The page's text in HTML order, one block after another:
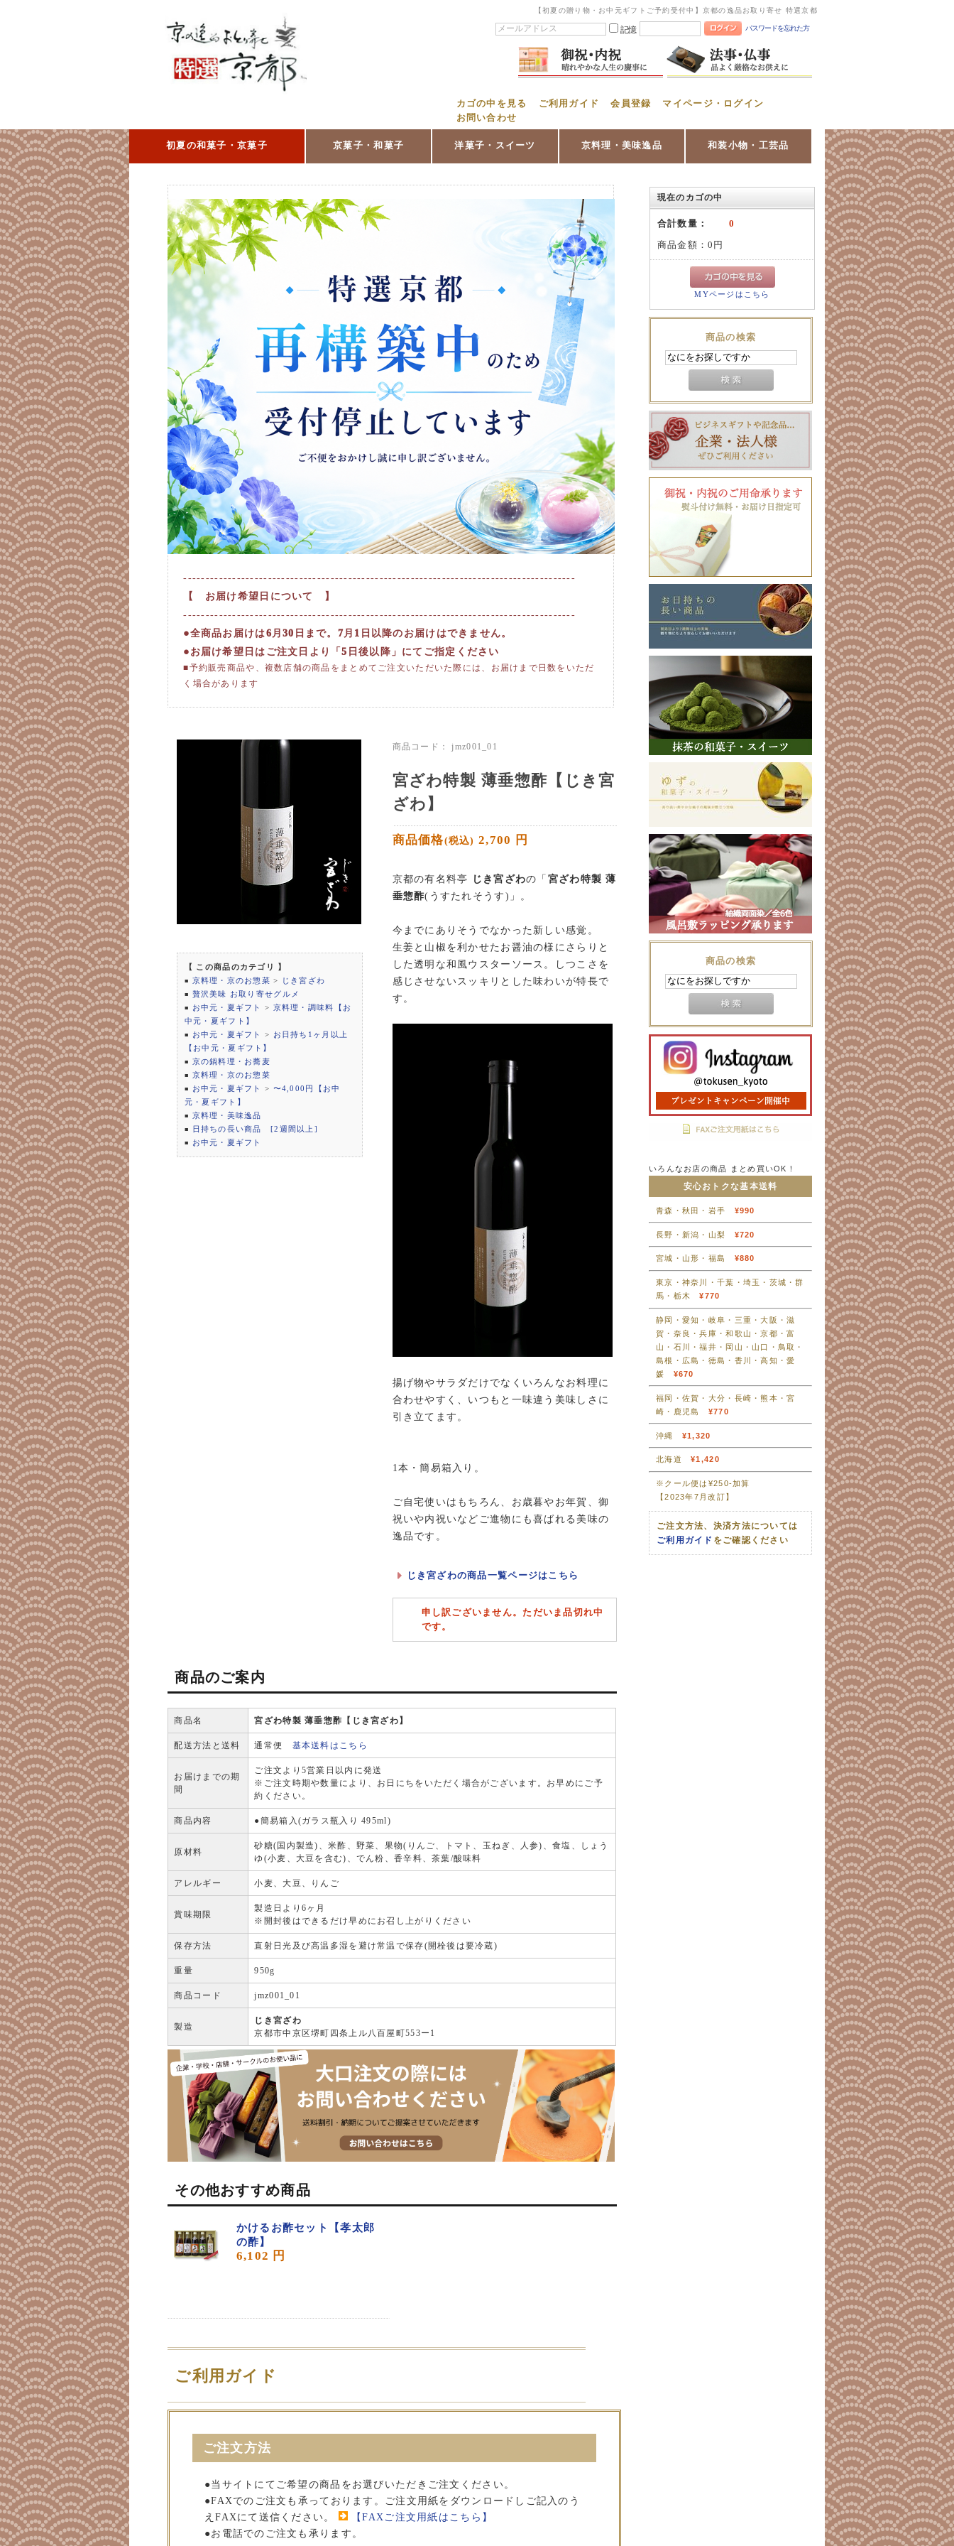
【初夏の贈り物・お中元ギフトご予約受付中】京都の逸品お取り寄せ 特選京都
記憶 パスワードを忘れた方
カゴの中を見る ご利用ガイド 会員登録
マイページ・ログイン
お問い合わせ
初夏の和菓子・京菓子 京菓子・和菓子 洋菓子・スイーツ 京料理・美味逸品 和装小物・工芸品
----------------------------------------------------------------------------------------
【 お届け希望日について 】
----------------------------------------------------------------------------------------
●全商品お届けは6月30日まで。7月1日以降のお届けはできません。
●お届け希望日はご注文日より「5日後以降」にてご指定ください
■予約販売商品や、複数店舗の商品をまとめてご注文いただいた際には、お届けまで日数をいただ
く場合があります
【 この商品のカテゴリ 】
■ 京料理・京のお惣菜 > じき宮ざわ
■ 贅沢美味 お取り寄せグルメ
■ お中元・夏ギフト > 京料理・調味料【お
中元・夏ギフト】
■ お中元・夏ギフト > お日持ち1ヶ月以上
【お中元・夏ギフト】
■ 京の鍋料理・お蕎麦
■ 京料理・京のお惣菜
■ お中元・夏ギフト > 〜4,000円【お中
元・夏ギフト】
■ 京料理・美味逸品
■ 日持ちの長い商品 [2週間以上]
■ お中元・夏ギフト
商品コード： jmz001_01
宮ざわ特製 薄垂惣酢【じき宮
ざわ】
商品価格(税込) 2,700 円
京都の有名料亭 じき宮ざわの「 宮ざわ特製 薄
垂惣酢(うすたれそうす)」。
今までにありそうでなかった新しい感覚。
生姜と山椒を利かせたお醤油の様にさらりと
した透明な和風ウスターソース。しつこさを
感じさせないスッキリとした味わいが特長で
す。
揚げ物やサラダだけでなくいろんなお料理に
合わせやすく、いつもと一味違う美味しさに
引き立てます。
1本・簡易箱入り。
ご自宅使いはもちろん、お歳暮やお年賀、御
祝いや内祝いなどご進物にも喜ばれる美味の
逸品です。
じき宮ざわの商品一覧ページはこちら
申し訳ございません。ただいま品切れ中
です。
商品のご案内
商品名 宮ざわ特製 薄垂惣酢【じき宮ざわ】
配送方法と送料 通常便 基本送料はこちら
お届けまでの期
間
ご注文より5営業日以内に発送
※ご注文時期や数量により、お日にちをいただく場合がございます。お早めにご予
約ください。
商品内容 ●簡易箱入(ガラス瓶入り 495ml)
原材料
砂糖(国内製造)、米酢、野菜、果物(りんご、トマト、玉ねぎ、人参)、食塩、しょう
ゆ(小麦、大豆を含む)、でん粉、香辛料、茶葉/酸味料
アレルギー 小麦、大豆、りんご
賞味期限
製造日より6ヶ月
※開封後はできるだけ早めにお召し上がりください
保存方法 直射日光及び高温多湿を避け常温で保存(開栓後は要冷蔵)
重量 950g
商品コード jmz001_01
製造
じき宮ざわ
京都市中京区堺町四条上ル八百屋町553ー1
その他おすすめ商品
かけるお酢セット【孝太郎
の酢】
6,102 円
ご利用ガイド
ご注文方法
●当サイトにてご希望の商品をお選びいただきご注文ください。
●FAXでのご注文も承っております。ご注文用紙をダウンロードしご記入のう
えFAXにて送信ください。
【FAXご注文用紙はこちら】
●お電話でのご注文も承ります。
現在のカゴの中
合計数量： 0
商品金額：0円
MYページはこちら
商品の検索
商品の検索
いろんなお店の商品 まとめ買いOK！
安心おトクな基本送料
青森・秋田・岩手 ¥990
長野・新潟・山梨 ¥720
宮城・山形・福島 ¥880
東京・神奈川・千葉・埼玉・茨城・群
馬・栃木¥770
静岡・愛知・岐阜・三重・大阪・滋
賀・奈良・兵庫・和歌山・京都・富
山・石川・福井・岡山・山口・鳥取・
島根・広島・徳島・香川・高知・愛
媛 ¥670
福岡・佐賀・大分・長崎・熊本・宮
崎・鹿児島 ¥770
沖縄 ¥1,320
北海道¥1,420
※クール便は¥250-加算
【2023年7月改訂】
ご注文方法、決済方法については
ご利用ガイド をご確認ください